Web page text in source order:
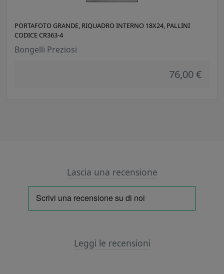
PORTAFOTO GRANDE, RIQUADRO INTERNO 18X24, PALLINI
CODICE CR363-4
Bongelli Preziosi
76,00 €
Lascia una recensione
Leggi le recensioni